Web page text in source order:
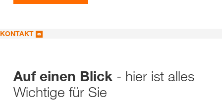
KONTAKT
Auf einen Blick - hier ist alles
Wichtige für Sie